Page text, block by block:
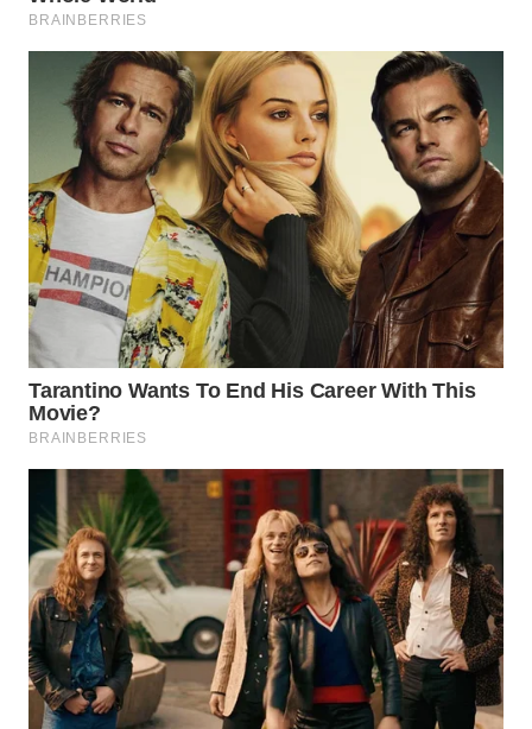
WN
CIANJUR
WN
KEPULAUAN
SERIBU
TANGERANG
WN
WN
CIREBON
WN
INDRAMAYU
WN
KUNINGAN
WN
MAJALENGKA